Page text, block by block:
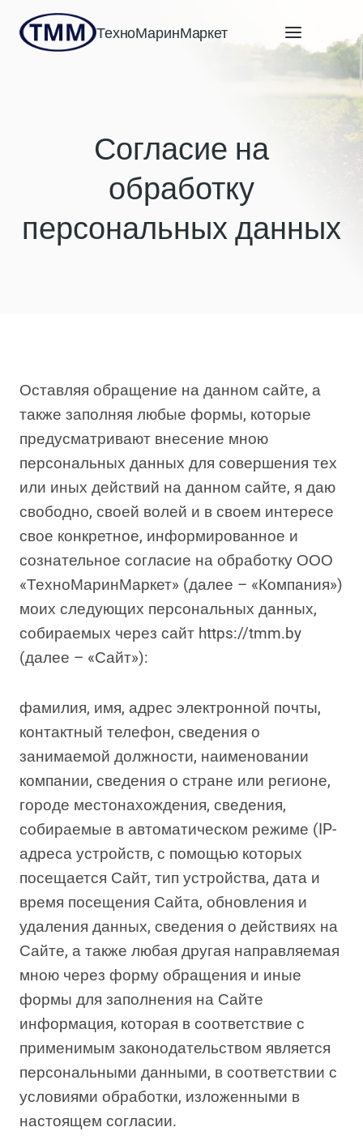
Перейти
ТехноМаринМаркет
Согласие на
обработку
персональных данных
Оставляя обращение на данном сайте, а
также заполняя любые формы, которые
предусматривают внесение мною
персональных данных для совершения тех
или иных действий на данном сайте, я даю
свободно, своей волей и в своем интересе
свое конкретное, информированное и
сознательное согласие на обработку ООО
«ТехноМаринМаркет» (далее – «Компания»)
моих следующих персональных данных,
собираемых через сайт https://tmm.by
(далее – «Сайт»):
фамилия, имя, адрес электронной почты,
контактный телефон, сведения о
занимаемой должности, наименовании
компании, сведения о стране или регионе,
городе местонахождения, сведения,
собираемые в автоматическом режиме (IP-
адреса устройств, с помощью которых
посещается Сайт, тип устройства, дата и
время посещения Сайта, обновления и
удаления данных, сведения о действиях на
Сайте, а также любая другая направляемая
мною через форму обращения и иные
формы для заполнения на Сайте
информация, которая в соответствие с
применимым законодательством является
персональными данными, в соответствии с
условиями обработки, изложенными в
настоящем согласии.